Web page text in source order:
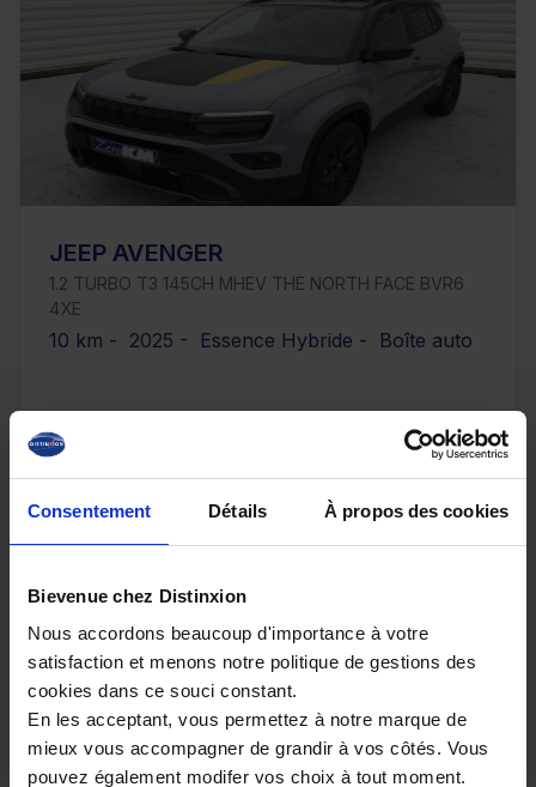
Consentement Détails À propos des cookies
Bievenue chez Distinxion
Nous accordons beaucoup d'importance à votre
satisfaction et menons notre politique de gestions des
cookies dans ce souci constant.
En les acceptant, vous permettez à notre marque de
mieux vous accompagner de grandir à vos côtés. Vous
pouvez également modifer vos choix à tout moment.
JEEP AVENGER
1.2 TURBO T3 145CH MHEV THE NORTH FACE BVR6
4XE
10 km - 2025 - Essence Hybride - Boîte auto
31 900€
ou à partir de 524.5 €/mois
Un crédit vous engage et doit être remboursé.
Vérifiez vos capacités de remboursement avant
de vous engager.